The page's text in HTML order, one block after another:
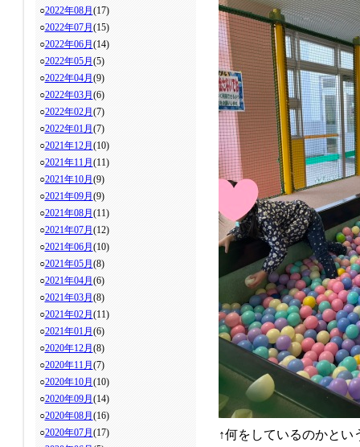
○2022年08月 (17)
○2022年07月 (15)
○2022年06月 (14)
○2022年05月 (5)
○2022年04月 (9)
○2022年03月 (6)
○2022年02月 (7)
○2022年01月 (7)
○2021年12月 (10)
○2021年11月 (11)
○2021年10月 (9)
○2021年09月 (9)
○2021年08月 (11)
○2021年07月 (12)
○2021年06月 (10)
○2021年05月 (8)
○2021年04月 (6)
○2021年03月 (8)
○2021年02月 (11)
○2021年01月 (6)
○2020年12月 (8)
○2020年11月 (7)
○2020年10月 (10)
○2020年09月 (14)
○2020年08月 (16)
○2020年07月 (17)
↑何をしているのかと